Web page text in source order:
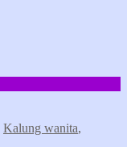
Kalung wanita,